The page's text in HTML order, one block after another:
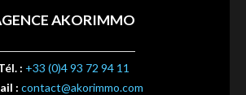
AKORIMMO
: +33 (0)4 93 72 94 11
: contact@akorimmo.com